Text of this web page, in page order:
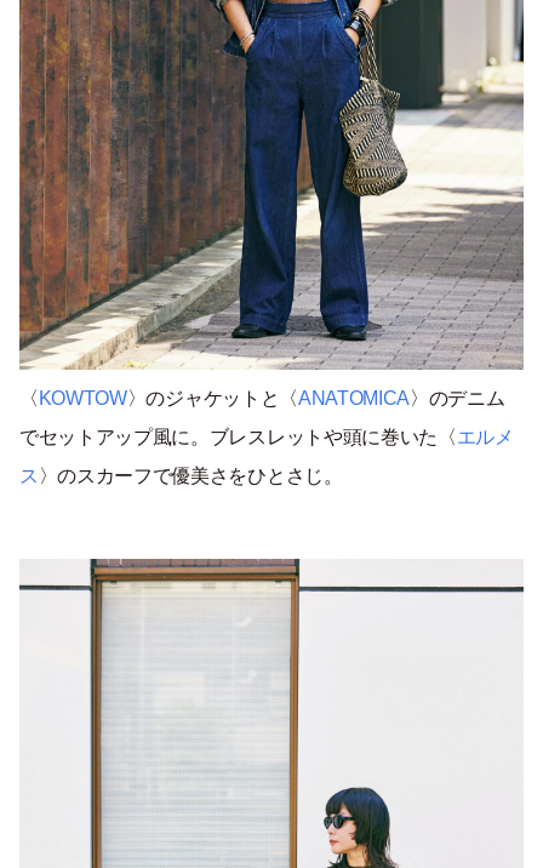
〈 KOWTOW〉のジャケットと〈ANATOMICA〉のデニム
でセットアップ風に。ブレスレットや頭に巻いた〈エルメ
ス 〉のスカーフで優美さをひとさじ。